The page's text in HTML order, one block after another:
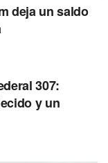
de México se va
fuerza muy
deja un saldo
307:
y un